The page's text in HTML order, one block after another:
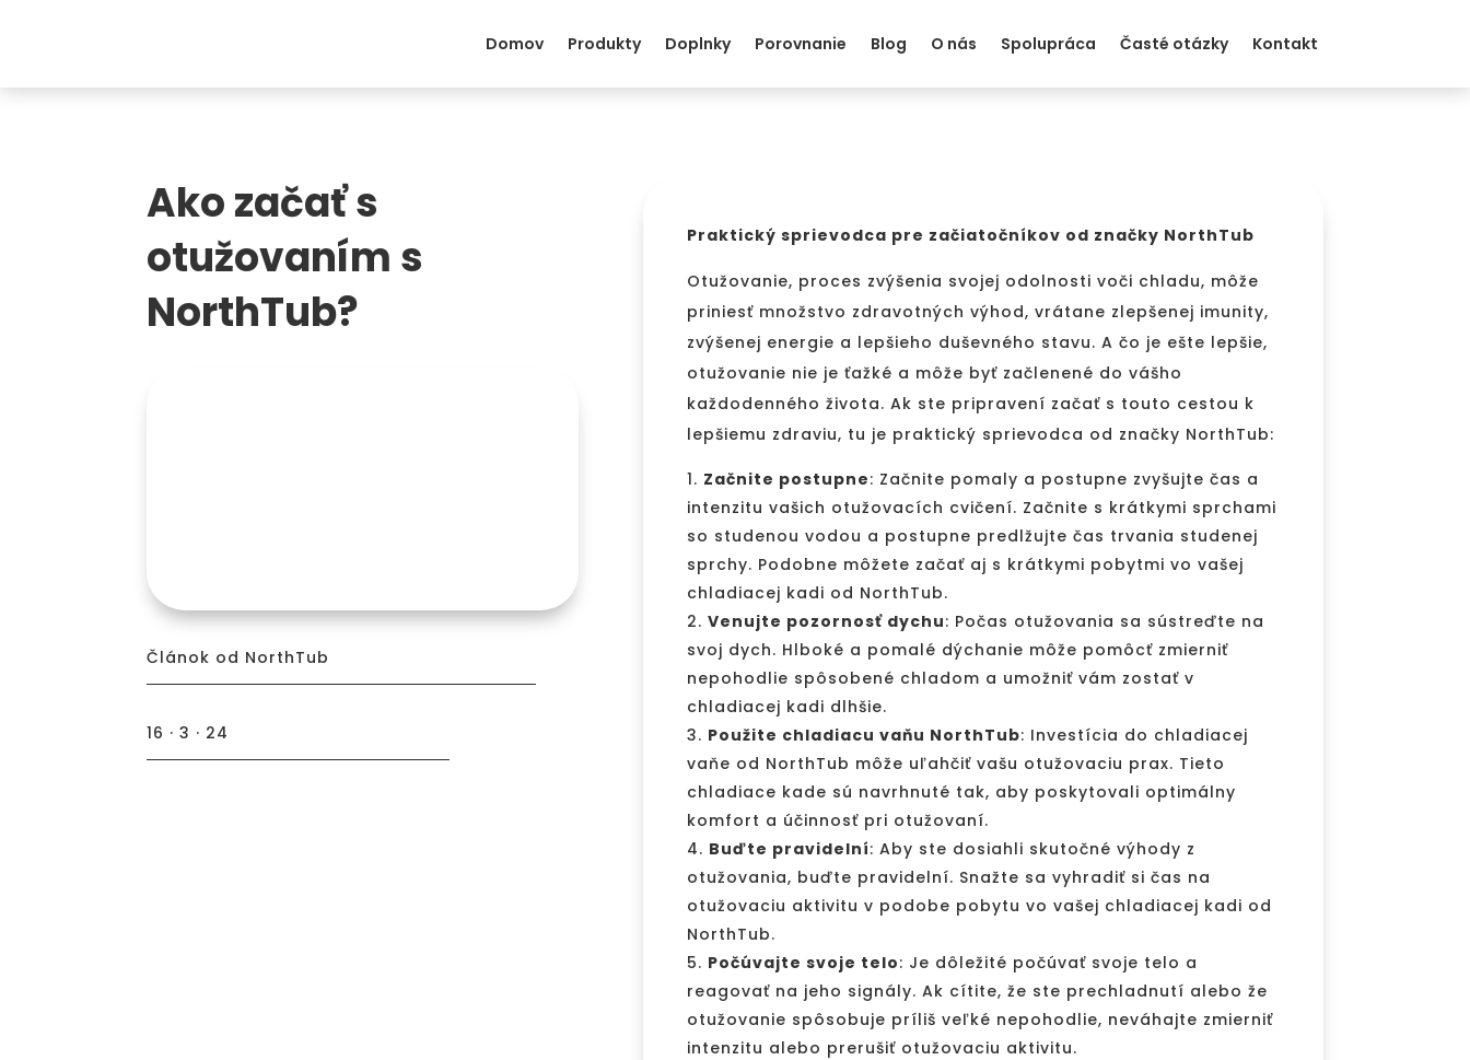
Domov Produkty Doplnky Porovnanie Blog O nás Spolupráca Časté otázky Kontakt
Ako začať s
otužovaním s
NorthTub?
Článok od NorthTub
16 · 3 · 24
Praktický sprievodca pre začiatočníkov od značky NorthTub
Otužovanie, proces zvýšenia svojej odolnosti voči chladu, môže
priniesť množstvo zdravotných výhod, vrátane zlepšenej imunity,
zvýšenej energie a lepšieho duševného stavu. A čo je ešte lepšie,
otužovanie nie je ťažké a môže byť začlenené do vášho
každodenného života. Ak ste pripravení začať s touto cestou k
lepšiemu zdraviu, tu je praktický sprievodca od značky NorthTub:
Začnite postupne: Začnite pomaly a postupne zvyšujte čas a
intenzitu vašich otužovacích cvičení. Začnite s krátkymi sprchami
so studenou vodou a postupne predlžujte čas trvania studenej
sprchy. Podobne môžete začať aj s krátkymi pobytmi vo vašej
chladiacej kadi od NorthTub.
Venujte pozornosť dychu: Počas otužovania sa sústreďte na
svoj dych. Hlboké a pomalé dýchanie môže pomôcť zmierniť
nepohodlie spôsobené chladom a umožniť vám zostať v
chladiacej kadi dlhšie.
Použite chladiacu vaňu NorthTub: Investícia do chladiacej
vaňe od NorthTub môže uľahčiť vašu otužovaciu prax. Tieto
chladiace kade sú navrhnuté tak, aby poskytovali optimálny
komfort a účinnosť pri otužovaní.
Buďte pravidelní: Aby ste dosiahli skutočné výhody z
otužovania, buďte pravidelní. Snažte sa vyhradiť si čas na
otužovaciu aktivitu v podobe pobytu vo vašej chladiacej kadi od
NorthTub.
Počúvajte svoje telo: Je dôležité počúvať svoje telo a
reagovať na jeho signály. Ak cítite, že ste prechladnutí alebo že
otužovanie spôsobuje príliš veľké nepohodlie, neváhajte zmierniť
intenzitu alebo prerušiť otužovaciu aktivitu.